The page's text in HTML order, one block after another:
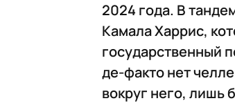
2024 года. В
Камала Харрис,
государственный
де-факто нет
вокруг него, лишь